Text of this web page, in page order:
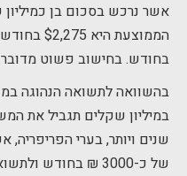
אשר נרכש בסכום בן
בחודש. בחישוב פשוט מדובר
בהשוואה לתשואה הנהוגה
במיליון שקלים תגביל את
שנים ויותר, בערי